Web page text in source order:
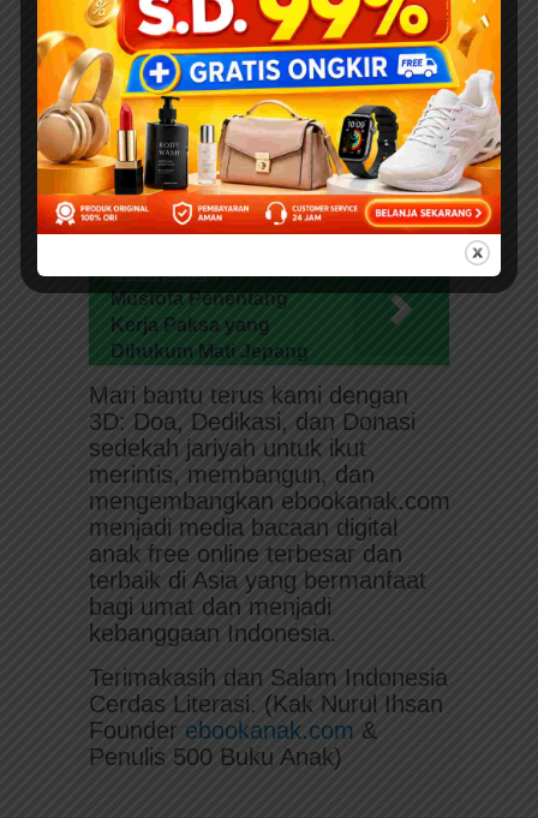
dilihatdi sini.
Donasi sedekah jariyah Sahabat
Literasi yang diberikan sungguh
sangat berarti bagi jutaan anak di
Indonesia dan global untuk bisa
membaca buku anak digital
berkualitas dan edukatif secara
gratis!
Baca juga: K.H. Zainal
Mustofa Penentang
Kerja Paksa yang
Dihukum Mati Jepang
Mari bantu terus kami dengan
3D: Doa, Dedikasi, dan Donasi
sedekah jariyah untuk ikut
merintis, membangun, dan
mengembangkan ebookanak.com
menjadi media bacaan digital
anak free online terbesar dan
terbaik di Asia yang bermanfaat
bagi umat dan menjadi
kebanggaan Indonesia.
Terimakasih dan Salam Indonesia
Cerdas Literasi. (Kak Nurul Ihsan
Founder ebookanak.com &
Penulis 500 Buku Anak)